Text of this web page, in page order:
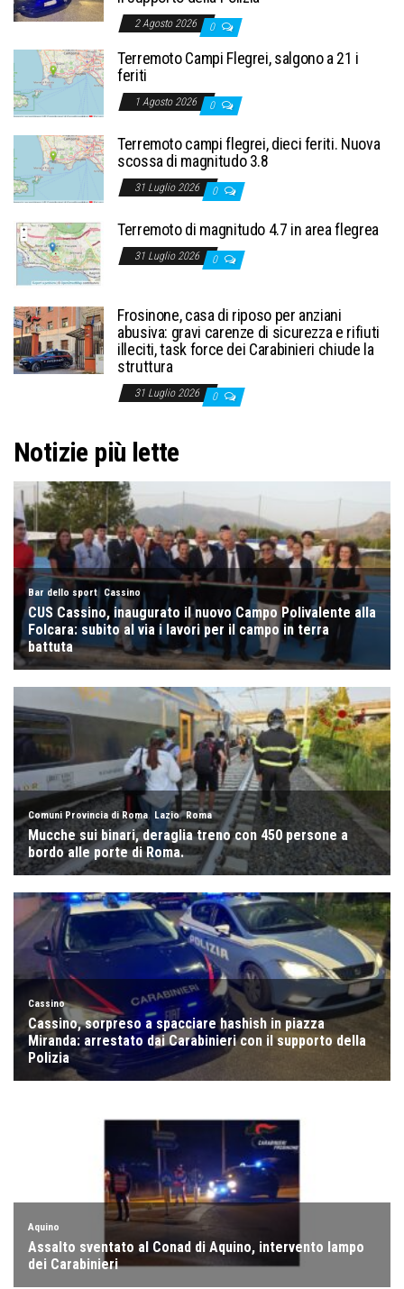
2 Agosto 2026 0
Terremoto Campi Flegrei, salgono a 21 i
feriti
1 Agosto 2026 0
Terremoto campi flegrei, dieci feriti. Nuova
scossa di magnitudo 3.8
31 Luglio 2026 0
Terremoto di magnitudo 4.7 in area flegrea
31 Luglio 2026 0
Frosinone, casa di riposo per anziani
abusiva: gravi carenze di sicurezza e rifiuti
illeciti, task force dei Carabinieri chiude la
struttura
31 Luglio 2026 0
Notizie più lette